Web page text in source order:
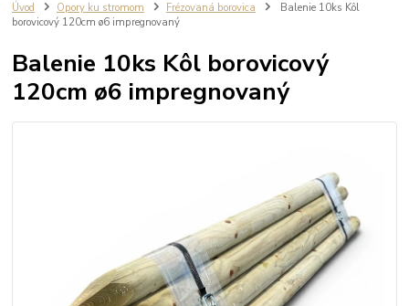
Úvod Opory ku stromom Frézovaná borovica
Balenie 10ks Kôl
borovicový 120cm ø6 impregnovaný
Balenie 10ks Kôl borovicový
120cm ø6 impregnovaný